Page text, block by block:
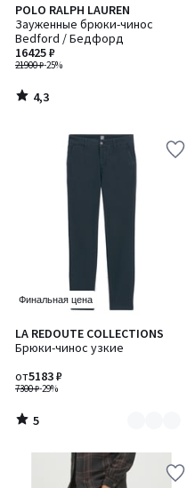
POLO RALPH LAUREN
Зауженные брюки-чинос
Bedford / Бедфорд
21900 ₽-25%
16425 ₽
4,3
/ 5
4,3
/
Финальная цена
LA REDOUTE COLLECTIONS
Брюки-чинос узкие
7300 ₽-29%
от5183 ₽
5
/
Количество
цветов:
5
/